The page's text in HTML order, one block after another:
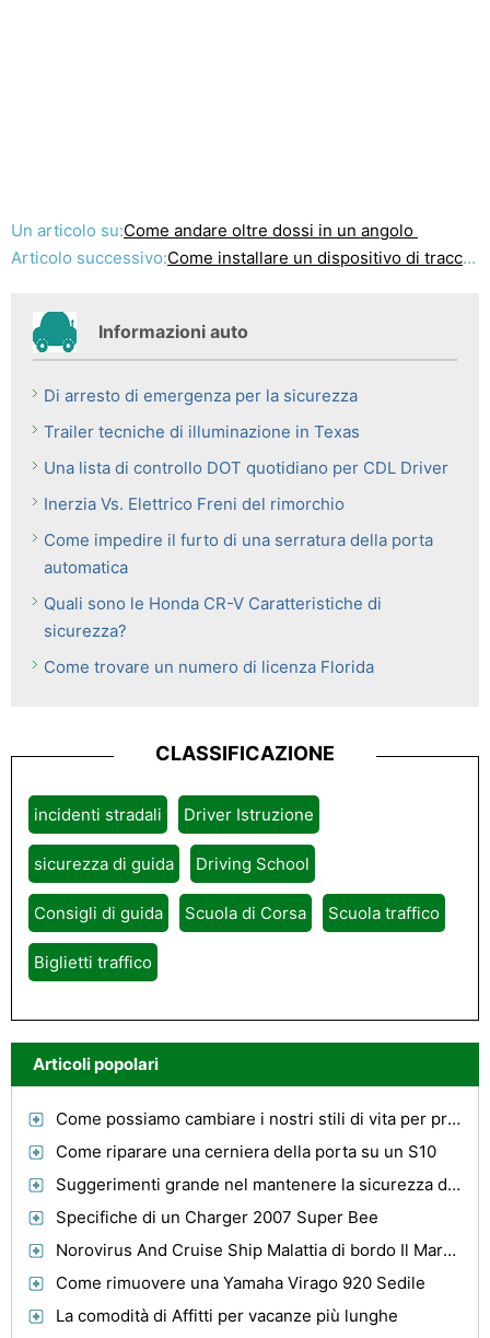
Un articolo su:Come andare oltre dossi in un angolo
Articolo successivo:Come installare un dispositivo di tracciamento in un 2005 Toyota
Informazioni auto
Di arresto di emergenza per la sicurezza
Trailer tecniche di illuminazione in Texas
Una lista di controllo DOT quotidiano per CDL Driver
Inerzia Vs. Elettrico Freni del rimorchio
Come impedire il furto di una serratura della porta
automatica
Quali sono le Honda CR-V Caratteristiche di
sicurezza?
Come trovare un numero di licenza Florida
CLASSIFICAZIONE
incidenti stradali Driver Istruzione
sicurezza di guida Driving School
Consigli di guida Scuola di Corsa Scuola traffico
Biglietti traffico
Articoli popolari
Come possiamo cambiare i nostri stili di vita per preservare la foresta pluviale , parte 2
Come riparare una cerniera della porta su un S10
Suggerimenti grande nel mantenere la sicurezza della vostra auto
Specifiche di un Charger 2007 Super Bee
Norovirus And Cruise Ship Malattia di bordo Il Marco Polo
Come rimuovere una Yamaha Virago 920 Sedile
La comodità di Affitti per vacanze più lunghe